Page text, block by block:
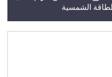
الشمسية